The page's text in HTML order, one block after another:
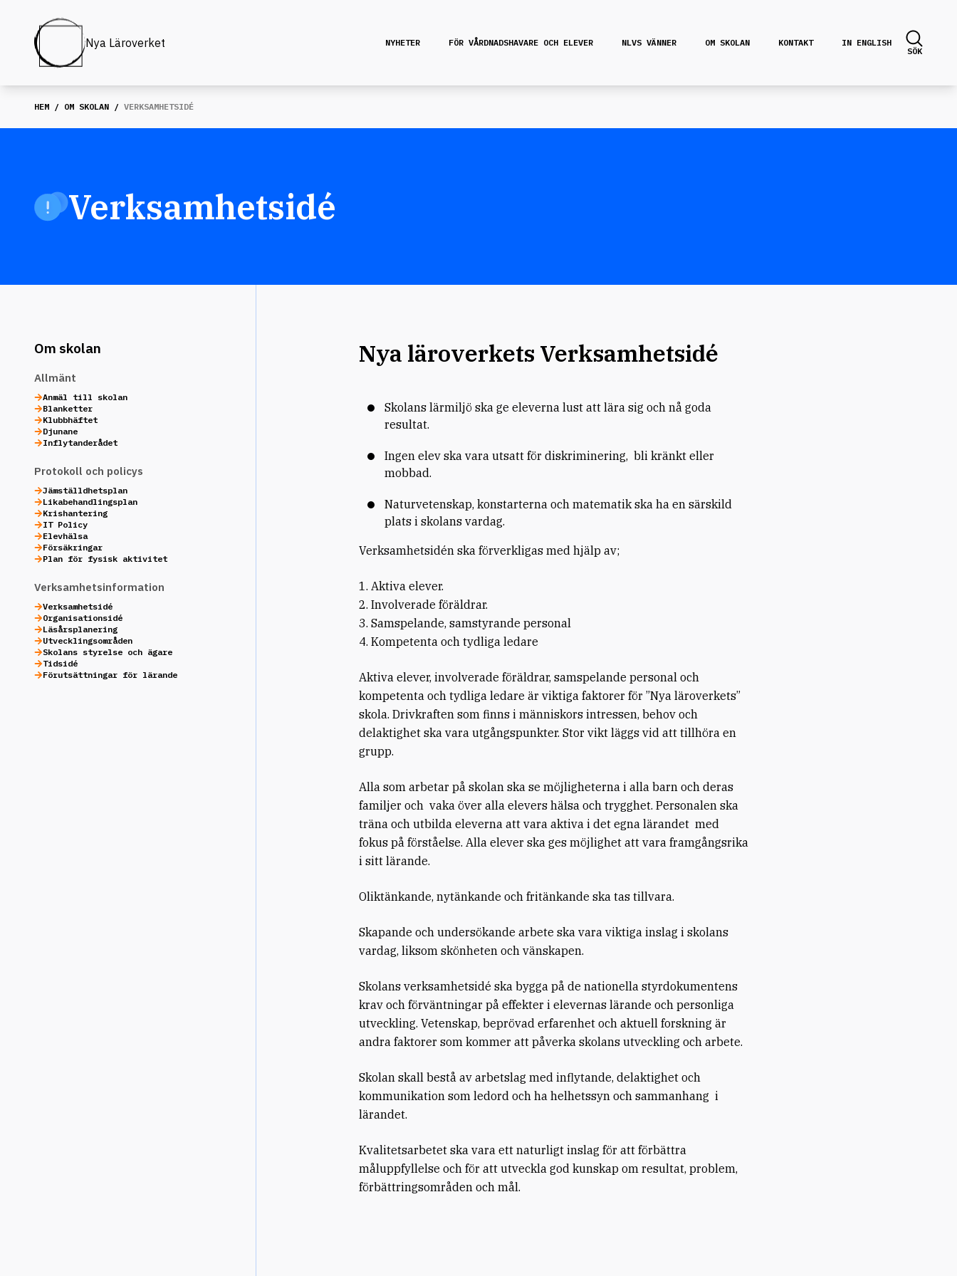
Nya Läroverket NYHETER FÖR VÅRDNADSHAVARE OCH ELEVER NLVS VÄNNER OM SKOLAN KONTAKT
IN ENGLISH
SÖK
HEM / OM SKOLAN / VERKSAMHETSIDÉ
Verksamhetsidé
Om skolan
Allmänt
Anmäl till skolan
Blanketter
Klubbhäftet
Djunane
Inflytanderådet
Protokoll och policys
Jämställdhetsplan
Likabehandlingsplan
Krishantering
IT Policy
Elevhälsa
Försäkringar
Plan för fysisk aktivitet
Verksamhetsinformation
Verksamhetsidé
Organisationsidé
Läsårsplanering
Utvecklingsområden
Skolans styrelse och ägare
Tidsidé
Förutsättningar för lärande
Nya läroverkets Verksamhetsidé
Skolans lärmiljö ska ge eleverna lust att lära sig och nå goda
resultat.
Ingen elev ska vara utsatt för diskriminering, bli kränkt eller
mobbad.
Naturvetenskap, konstarterna och matematik ska ha en särskild
plats i skolans vardag.
Verksamhetsidén ska förverkligas med hjälp av;
1. Aktiva elever.
2. Involverade föräldrar.
3. Samspelande, samstyrande personal
4. Kompetenta och tydliga ledare
Aktiva elever, involverade föräldrar, samspelande personal och
kompetenta och tydliga ledare är viktiga faktorer för ”Nya läroverkets”
skola. Drivkraften som finns i människors intressen, behov och
delaktighet ska vara utgångspunkter. Stor vikt läggs vid att tillhöra en
grupp.
Alla som arbetar på skolan ska se möjligheterna i alla barn och deras
familjer och vaka över alla elevers hälsa och trygghet. Personalen ska
träna och utbilda eleverna att vara aktiva i det egna lärandet med
fokus på förståelse. Alla elever ska ges möjlighet att vara framgångsrika
i sitt lärande.
Oliktänkande, nytänkande och fritänkande ska tas tillvara.
Skapande och undersökande arbete ska vara viktiga inslag i skolans
vardag, liksom skönheten och vänskapen.
Skolans verksamhetsidé ska bygga på de nationella styrdokumentens
krav och förväntningar på effekter i elevernas lärande och personliga
utveckling. Vetenskap, beprövad erfarenhet och aktuell forskning är
andra faktorer som kommer att påverka skolans utveckling och arbete.
Skolan skall bestå av arbetslag med inflytande, delaktighet och
kommunikation som ledord och ha helhetssyn och sammanhang i
lärandet.
Kvalitetsarbetet ska vara ett naturligt inslag för att förbättra
måluppfyllelse och för att utveckla god kunskap om resultat, problem,
förbättringsområden och mål.